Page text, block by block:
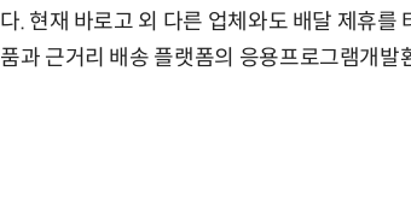
다. 현재 바로고 외 다른 업체와도 배달 제휴
품과 근거리 배송 플랫폼의 응용프로그램개